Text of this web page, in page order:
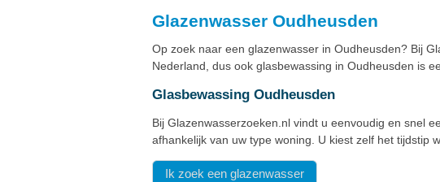
Glazenwasser Oudheusden
Op zoek naar een glazenwasser in Oudheusden? Bij
Nederland, dus ook glasbewassing in Oudheusden is
Glasbewassing Oudheusden
Bij Glazenwasserzoeken.nl vindt u eenvoudig en snel
afhankelijk van uw type woning. U kiest zelf het tijdstip
Ik zoek een glazenwasser